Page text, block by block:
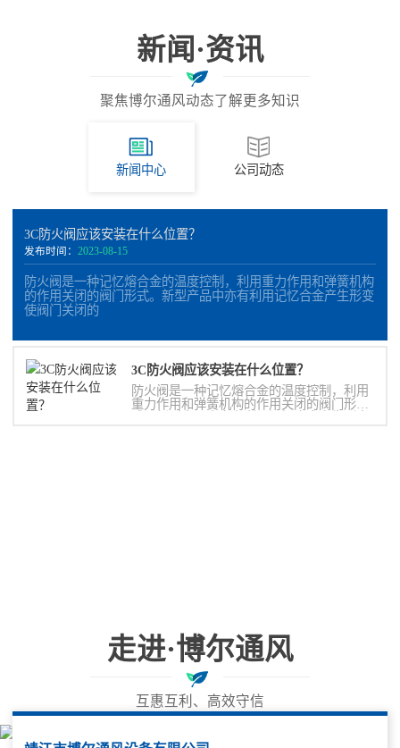
新闻·资讯
聚焦博尔通风动态了解更多知识
新闻中心 公司动态
3C防火阀应该安装在什么位置？
发布时间： 2023-08-15
防火阀是一种记忆熔合金的温度控制，利用重力作用和弹簧机构
的作用关闭的阀门形式。新型产品中亦有利用记忆合金产生形变
使阀门关闭的
3C防火阀应该安装在什么位置？
防火阀是一种记忆熔合金的温度控制，利用
重力作用和弹簧机构的作用关闭的阀门形
走进·博尔通风
互惠互利、高效守信